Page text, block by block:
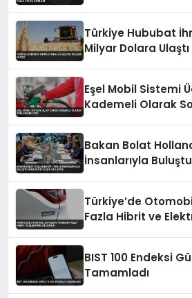
Türkiye Hububat
Milyar Dolara Ulaştı
Eşel Mobil Sistemi
Kademeli Olarak
Bakan Bolat
İnsanlarıyla
Türkiye’de
Fazla Hibrit ve
BIST 100 Endeksi
Tamamladı